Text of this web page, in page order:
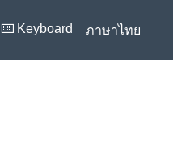
⌨️ Keyboard ภาษาไทย